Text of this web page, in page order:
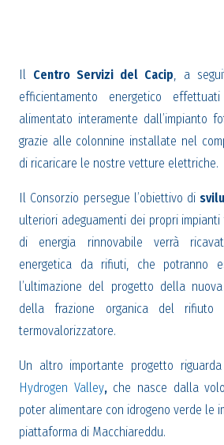
Il Centro Servizi del Cacip, a
efficientamento energetico
alimentato interamente dall’impianto
grazie alle colonnine installate nel
di ricaricare le nostre vetture elettriche.
Il Consorzio persegue l’obiettivo di
ulteriori adeguamenti dei propri
di energia rinnovabile verrà
energetica da rifiuti, che potranno
l’ultimazione del progetto della
della frazione organica del
termovalorizzatore.
Un altro importante progetto riguarda
Hydrogen Valley, che nasce dalla
poter alimentare con idrogeno verde le
piattaforma di Macchiareddu.